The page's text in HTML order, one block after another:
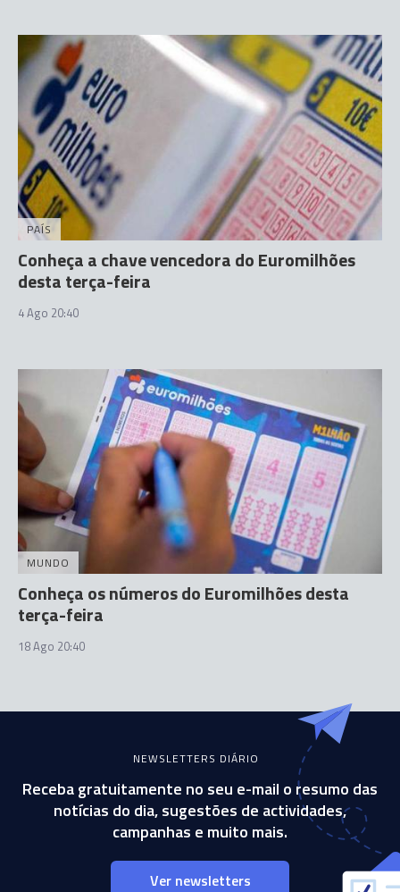
PAÍS
Conheça a chave vencedora do Euromilhões
desta terça-feira
4 Ago 20:40
MUNDO
Conheça os números do Euromilhões desta
terça-feira
18 Ago 20:40
NEWSLETTERS DIÁRIO
Receba gratuitamente no seu e-mail o resumo das
notícias do dia, sugestões de actividades,
campanhas e muito mais.
Ver newsletters